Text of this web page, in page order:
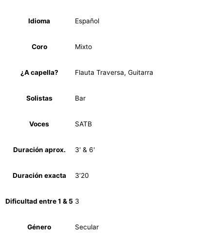
Idioma Español
Coro Mixto
¿A capella? Flauta Traversa, Guitarra
Solistas Bar
Voces SATB
Duración aprox. 3' & 6'
Duración exacta 3’20
Dificultad entre 1 & 5 3
Género Secular